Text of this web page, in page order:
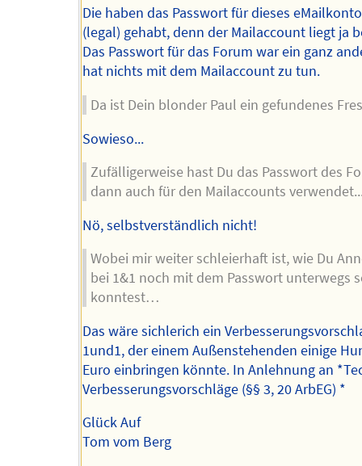
Die haben das Passwort für dieses
(legal) gehabt, denn der Mailaccount liegt ja
Das Passwort für das Forum war ein ganz
hat nichts mit dem Mailaccount zu tun.
Da ist Dein blonder Paul ein gefundenes
Sowieso...
Zufälligerweise hast Du das Passwort des
dann auch für den Mailaccounts
Nö, selbstverständlich nicht!
Wobei mir weiter schleierhaft ist, wie Du
bei 1&1 noch mit dem Passwort unterwegs
konntest…
Das wäre sichlerich ein
1und1, der einem Außenstehenden einige
Euro einbringen könnte. In Anlehnung an
Verbesserungsvorschläge (§§ 3, 20 ArbEG) *
Glück Auf
Tom vom Berg